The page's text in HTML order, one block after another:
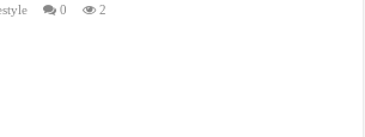
पर फिर उठे सवाल, ग्रामीणों ने गड्ढों और जलभराव की बताई
0 2